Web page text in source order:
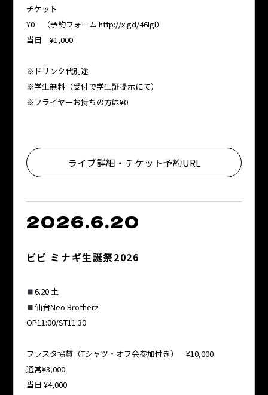
チケット
¥0 （予約フォーム http://x.gd/46lgl）
当日 ¥1,000
※ドリンク代別途
※学生無料（受付で学生証提示にて）
※フライヤーお持ちの方は¥0
ライブ詳細・チケット予約URL
2026.6.20
ビビ ミナギ生誕祭2026
6.20 土
仙台Neo Brotherz
OP11:00/ST11:30
フラスタ協賛（Tシャツ・オフ会参加付き） ¥10,000
通常¥3,000
当日 ¥4,000